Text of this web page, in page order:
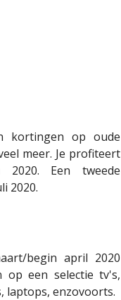
kortingen op oude
meer. Je profiteert
Een tweede
2020.
begin april 2020
op een selectie tv's,
laptops, enzovoorts.